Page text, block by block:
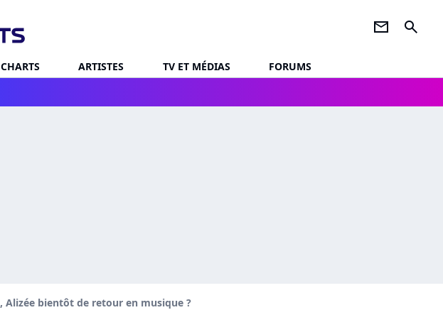
newsletter search
CHARTS ARTISTES TV ET MÉDIAS
FORUMS
Alizée bientôt de retour en musique ?